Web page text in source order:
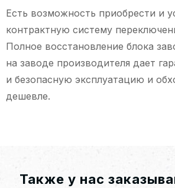
Есть возможность приобрести и
контрактную систему
Полное восстановление блока
на заводе производителя дает
и безопасную эксплуатацию и
дешевле.
Также у нас